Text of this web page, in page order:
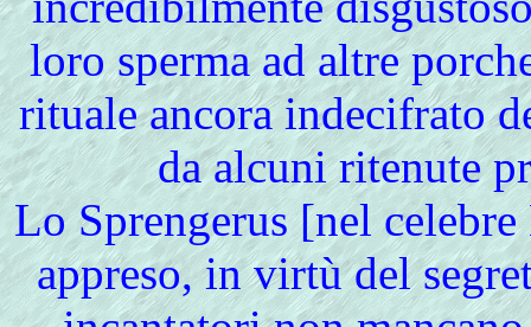
loro sperma ad altre
rituale ancora indecifrato
da alcuni ritenute
Lo Sprengerus [nel
appreso, in virtù del